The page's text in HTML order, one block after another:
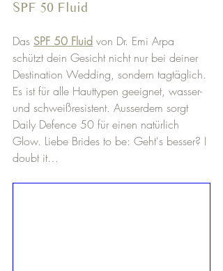
SPF 50 Fluid
Das SPF 50 Fluid von Dr. Emi Arpa
schützt dein Gesicht nicht nur bei deiner
Destination Wedding, sondern tagtäglich.
Es ist für alle Hauttypen geeignet, wasser-
und schweißresistent. Ausserdem sorgt
Daily Defence 50 für einen natürlich
Glow. Liebe Brides to be: Geht's besser? I
doubt it…